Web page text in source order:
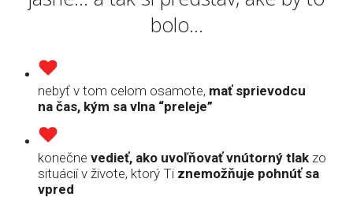
bolo...
nebyť v tom celom osamote, mať sprievodcu
na čas, kým sa vlna “preleje”
konečne vedieť, ako uvoľňovať vnútorný tlak zo
situácií v živote, ktorý Ti znemožňuje pohnúť sa
vpred